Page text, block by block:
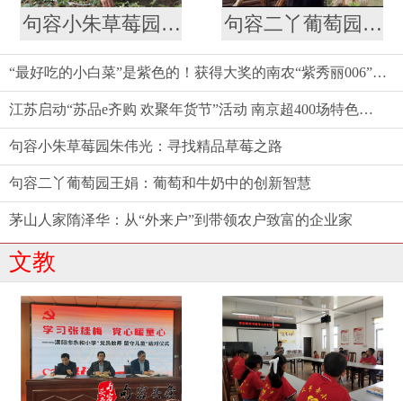
句容小朱草莓园朱伟光：寻找精品草莓之路 句容二丫葡萄园王娟：葡萄和牛奶中的创新智慧
“最好吃的小白菜”是紫色的！获得大奖的南农“紫秀丽006”火了
江苏启动“苏品e齐购 欢聚年货节”活动 南京超400场特色促销活动等你来
句容小朱草莓园朱伟光：寻找精品草莓之路
句容二丫葡萄园王娟：葡萄和牛奶中的创新智慧
茅山人家隋泽华：从“外来户”到带领农户致富的企业家
文教